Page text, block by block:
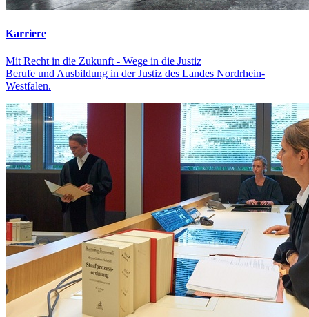
Karriere
Mit Recht in die Zukunft - Wege in die Justiz
Berufe und Ausbildung in der Justiz des Landes Nordrhein-
Westfalen.